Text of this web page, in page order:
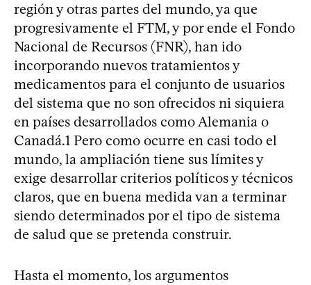
región y otras partes del mundo, ya que
progresivamente el FTM, y por ende el Fondo
Nacional de Recursos (FNR), han ido
incorporando nuevos tratamientos y
medicamentos para el conjunto de usuarios
del sistema que no son ofrecidos ni siquiera
en países desarrollados como Alemania o
Canadá.1 Pero como ocurre en casi todo el
mundo, la ampliación tiene sus límites y
exige desarrollar criterios políticos y técnicos
claros, que en buena medida van a terminar
siendo determinados por el tipo de sistema
de salud que se pretenda construir.
Hasta el momento, los argumentos